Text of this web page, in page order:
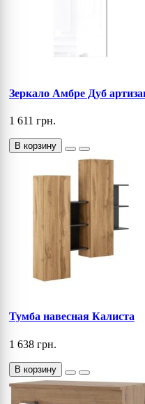
Зеркало Амбре Дуб
1 611 грн.
В корзину
Тумба навесная Калиста
1 638 грн.
В корзину